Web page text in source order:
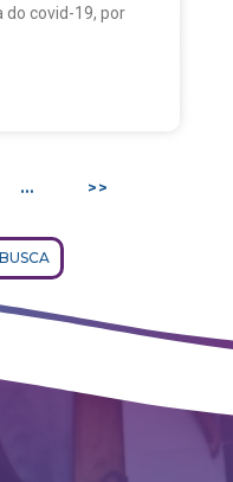
do covid-19, por
… >>